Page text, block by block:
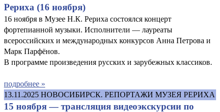
Рериха (16 ноября)
16 ноября в Музее Н.К. Рериха состоялся концерт
фортепианной музыки. Исполнители — лауреаты
всероссийских и международных конкурсов Анна Петрова и
Марк Парфёнов.
В программе произведения русских и зарубежных классиков.
подробнее »
13.11.2025 НОВОСИБИРСК. РЕПОРТАЖИ МУЗЕЯ РЕРИХА
15 ноября — трансляция видеоэкскурсии по